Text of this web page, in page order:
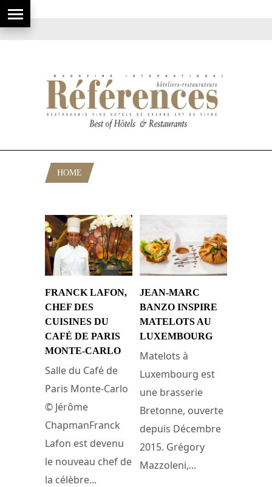
HOME
FRANCK LAFON,
CHEF DES
CUISINES DU
CAFÉ DE PARIS
MONTE-CARLO
Salle du Café de
Paris Monte-Carlo
© Jérôme
ChapmanFranck
Lafon est devenu
le nouveau chef de
la célèbre...
JEAN-MARC
BANZO INSPIRE
MATELOTS AU
LUXEMBOURG
Matelots à
Luxembourg est
une brasserie
Bretonne, ouverte
depuis Décembre
2015. Grégory
Mazzoleni,...